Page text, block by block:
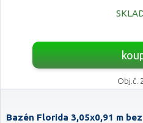
Obj.č.
Bazén Florida 3,05x0,91 m